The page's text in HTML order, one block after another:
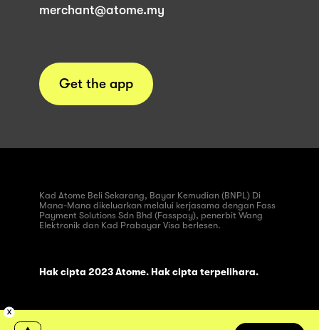
merchant@atome.my
Get the app
Kad Atome Beli Sekarang, Bayar Kemudian (BNPL) Di
Mana-Mana dikeluarkan melalui kerjasama dengan Fass
Payment Solutions Sdn Bhd (Fasspay), penerbit Wang
Elektronik dan Kad Prabayar Visa berlesen.
Hak cipta 2023 Atome. Hak cipta terpelihara.